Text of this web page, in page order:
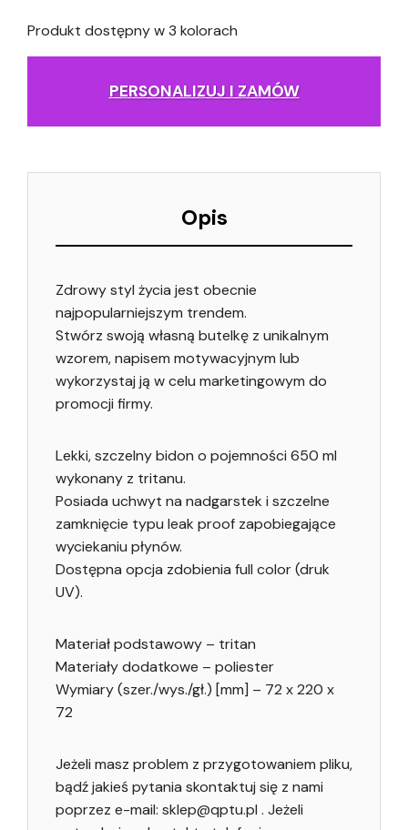
Produkt dostępny w 3 kolorach
PERSONALIZUJ I ZAMÓW
Opis
Zdrowy styl życia jest obecnie
najpopularniejszym trendem.
Stwórz swoją własną butelkę z unikalnym
wzorem, napisem motywacyjnym lub
wykorzystaj ją w celu marketingowym do
promocji firmy.
Lekki, szczelny bidon o pojemności 650 ml
wykonany z tritanu.
Posiada uchwyt na nadgarstek i szczelne
zamknięcie typu leak proof zapobiegające
wyciekaniu płynów.
Dostępna opcja zdobienia full color (druk
UV).
Materiał podstawowy – tritan
Materiały dodatkowe – poliester
Wymiary (szer./wys./gł.) [mm] – 72 x 220 x
72
Jeżeli masz problem z przygotowaniem pliku,
bądź jakieś pytania skontaktuj się z nami
poprzez e-mail: sklep@qptu.pl . Jeżeli